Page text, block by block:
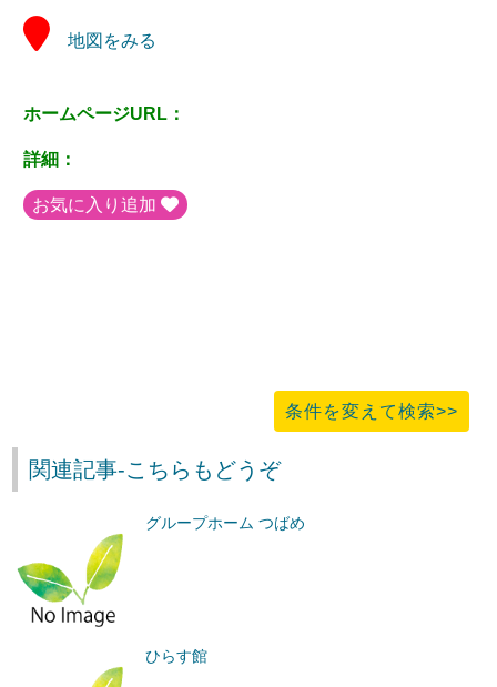
地図をみる
ホームページURL：
詳細：
お気に入り追加
条件を変えて検索>>
関連記事-こちらもどうぞ
グループホーム つばめ
ひらす館